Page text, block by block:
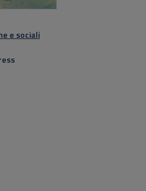
e sociali